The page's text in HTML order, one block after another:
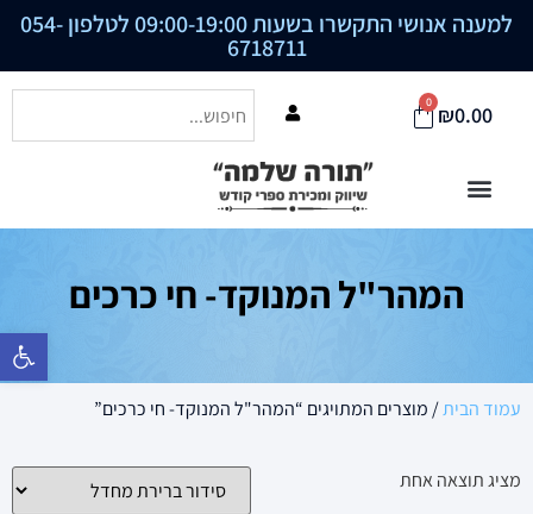
פתח סרגל
למענה אנושי התקשרו בשעות 09:00-19:00 לטלפון 054-
6718711
₪0.00
0
המהר"ל המנוקד- חי כרכים
עמוד הבית/ מוצרים המתויגים “המהר"ל המנוקד- חי כרכים”
מציג תוצאה אחת